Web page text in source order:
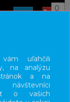
0
uľahčili
na analýzu
a na
o vašich